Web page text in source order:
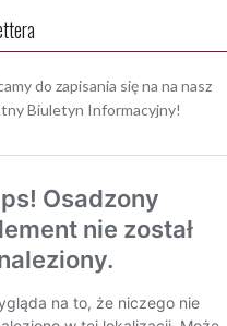
do zapisania się na na nasz
Biuletyn Informacyjny!